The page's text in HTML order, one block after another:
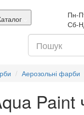
Пн-
Сб-
Аерозольні фарби
Paint